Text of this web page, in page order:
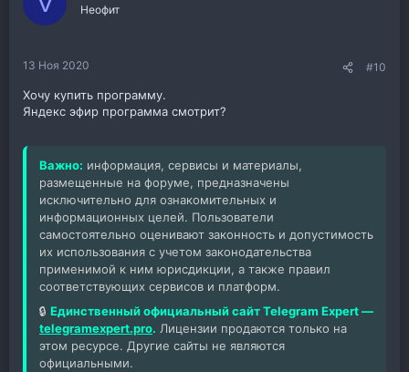
Неофит
13 Ноя 2020 #10
Хочу купить программу.
Яндекс эфир программа смотрит?
Важно: информация, сервисы и материалы,
размещенные на форуме, предназначены
исключительно для ознакомительных и
информационных целей. Пользователи
самостоятельно оценивают законность и допустимость
их использования с учетом законодательства
применимой к ним юрисдикции, а также правил
соответствующих сервисов и платформ.
🔒 Единственный официальный сайт Telegram Expert —
telegramexpert.pro. Лицензии продаются только на
этом ресурсе. Другие сайты не являются
официальными.